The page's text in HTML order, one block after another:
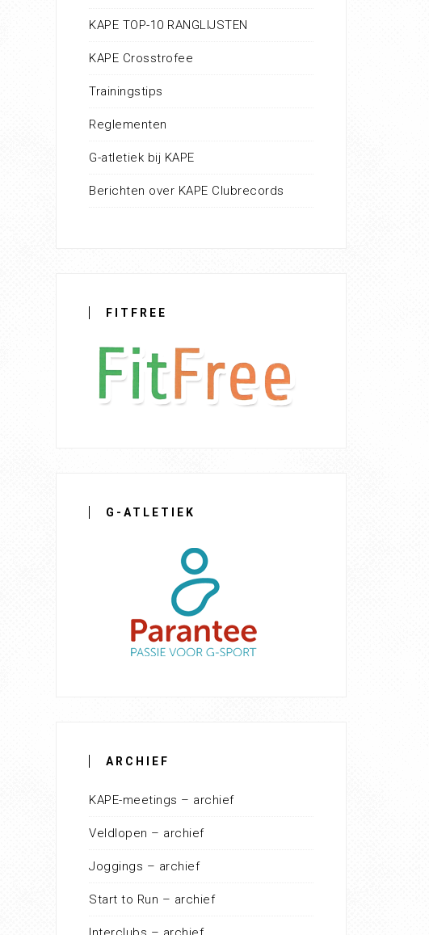
KAPE TOP-10 RANGLIJSTEN
KAPE Crosstrofee
Trainingstips
Reglementen
G-atletiek bij KAPE
Berichten over KAPE Clubrecords
FITFREE
G-ATLETIEK
ARCHIEF
KAPE-meetings – archief
Veldlopen – archief
Joggings – archief
Start to Run – archief